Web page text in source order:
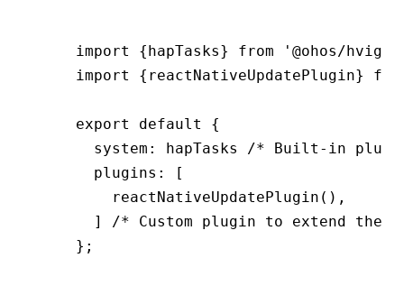
import {hapTasks} from '@ohos/
import
{reactNativeUpdatePlugin}
export default
{
  system
: hapTasks /* Built-in
  plugins
:
[
    reactNativeUpdatePlugin
() ,
  ]
/* Custom plugin to extend
};